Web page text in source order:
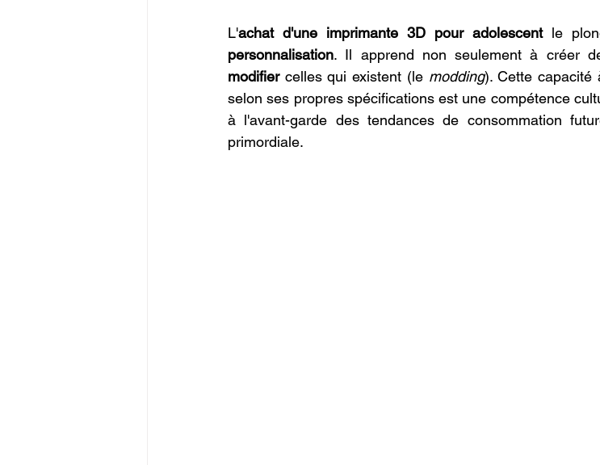
L'achat d'une imprimante 3D pour adolescent le
personnalisation
modifier celles qui existent (le modding). Cette capacité
selon ses propres spécifications est une compétence
à l'avant-garde des tendances de consommation
primordiale.